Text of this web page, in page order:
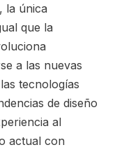
la única
que la
a las nuevas
tecnologías
de diseño
al
actual con